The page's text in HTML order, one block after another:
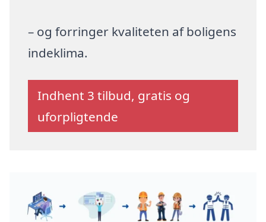
– og forringer kvaliteten af boligens
indeklima.
Indhent 3 tilbud, gratis og
uforpligtende